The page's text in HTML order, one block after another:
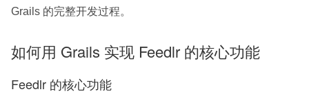
Grails 的完整开发过程。
如何用 Grails 实现 Feedlr 的核心功能
Feedlr 的核心功能